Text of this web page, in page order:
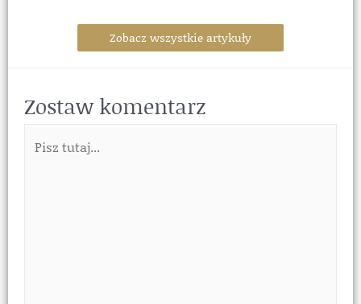
Zobacz wszystkie artykuły
Zostaw komentarz